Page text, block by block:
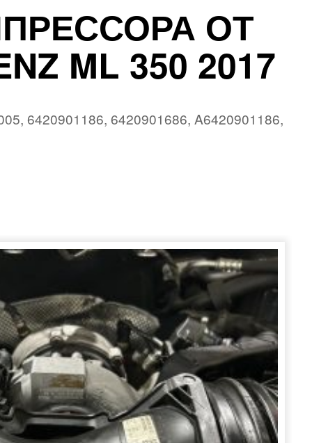
ОТ
ML 350 2017
6420901186, 6420901686, A6420901186,